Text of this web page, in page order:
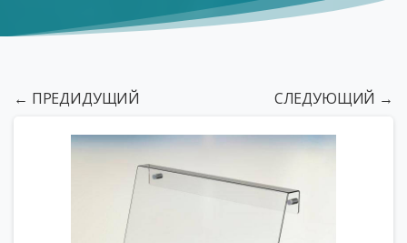
← ПРЕДИДУЩИЙ СЛЕДУЮЩИЙ →